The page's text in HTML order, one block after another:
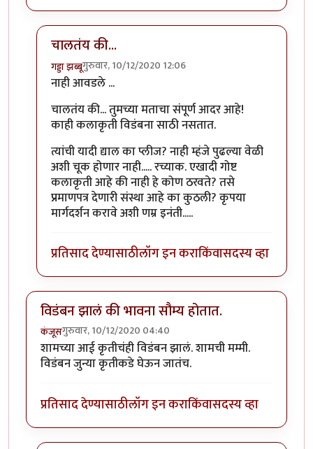
चालतंय की...
गड्डा झब्बूगुरुवार, 10/12/2020 12:06
In reply toनाही आवडले ... काही कलाकृती
नाही आवडले ...
चालतंय की... तुमच्या मताचा संपूर्ण आदर आहे!
काही कलाकृती विडंबना साठी नसतात.
त्यांची यादी द्याल का प्लीज? नाही म्हंजे पुढल्या वेळी
अशी चूक होणार नाही..... रच्याक. एखादी गोष्ट
कलाकृती आहे की नाही हे कोण ठरवते? तसे
प्रमाणपत्र देणारी संस्था आहे का कुठली? कृपया
मार्गदर्शन करावे अशी णम्र इनंती.....
प्रतिसाद देण्यासाठीलॉग इन कराकिंवासदस्य व्हा
विडंबन झालं की भावना सौम्य होतात.
कंजूसगुरुवार, 10/12/2020 04:40
शामच्या आई कृतीचंही विडंबन झालं. शामची मम्मी.
विडंबन जुन्या कृतीकडे घेऊन जातंच.
प्रतिसाद देण्यासाठीलॉग इन कराकिंवासदस्य व्हा